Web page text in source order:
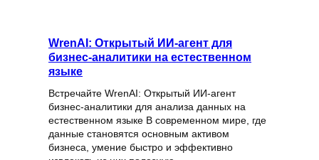
WrenAI: Открытый ИИ-агент для
бизнес-аналитики на естественном
языке
Встречайте WrenAI: Открытый ИИ-агент
бизнес-аналитики для анализа данных на
естественном языке В современном мире, где
данные становятся основным активом
бизнеса, умение быстро и эффективно